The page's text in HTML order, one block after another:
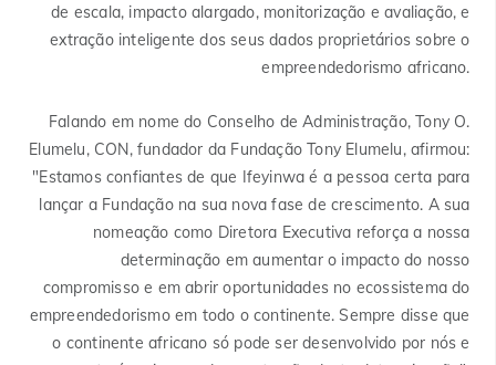
de escala, impacto alargado, monitorização e avaliação, e
extração inteligente dos seus dados proprietários sobre o
empreendedorismo africano.
Falando em nome do Conselho de Administração, Tony O.
Elumelu, CON, fundador da Fundação Tony Elumelu, afirmou:
"Estamos confiantes de que Ifeyinwa é a pessoa certa para
lançar a Fundação na sua nova fase de crescimento. A sua
nomeação como Diretora Executiva reforça a nossa
determinação em aumentar o impacto do nosso
compromisso e em abrir oportunidades no ecossistema do
empreendedorismo em todo o continente. Sempre disse que
o continente africano só pode ser desenvolvido por nós e